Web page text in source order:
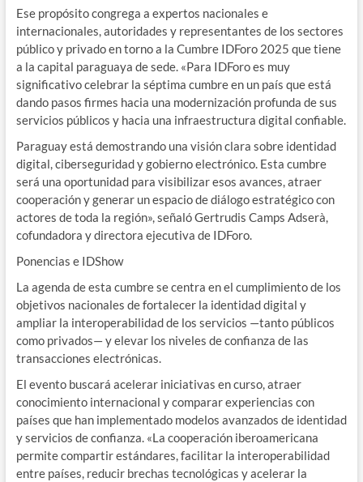
Ese propósito congrega a expertos nacionales e
internacionales, autoridades y representantes de los sectores
público y privado en torno a la Cumbre IDForo 2025 que tiene
a la capital paraguaya de sede. «Para IDForo es muy
significativo celebrar la séptima cumbre en un país que está
dando pasos firmes hacia una modernización profunda de sus
servicios públicos y hacia una infraestructura digital confiable.
Paraguay está demostrando una visión clara sobre identidad
digital, ciberseguridad y gobierno electrónico. Esta cumbre
será una oportunidad para visibilizar esos avances, atraer
cooperación y generar un espacio de diálogo estratégico con
actores de toda la región», señaló Gertrudis Camps Adserà,
cofundadora y directora ejecutiva de IDForo.
Ponencias e IDShow
La agenda de esta cumbre se centra en el cumplimiento de los
objetivos nacionales de fortalecer la identidad digital y
ampliar la interoperabilidad de los servicios —tanto públicos
como privados— y elevar los niveles de confianza de las
transacciones electrónicas.
El evento buscará acelerar iniciativas en curso, atraer
conocimiento internacional y comparar experiencias con
países que han implementado modelos avanzados de identidad
y servicios de confianza. «La cooperación iberoamericana
permite compartir estándares, facilitar la interoperabilidad
entre países, reducir brechas tecnológicas y acelerar la